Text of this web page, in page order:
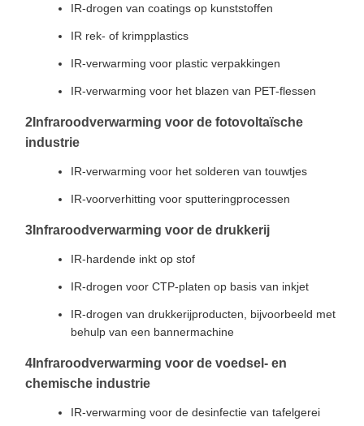
IR-drogen van coatings op kunststoffen
IR rek- of krimpplastics
IR-verwarming voor plastic verpakkingen
IR-verwarming voor het blazen van PET-flessen
2Infraroodverwarming voor de fotovoltaïsche
industrie
IR-verwarming voor het solderen van touwtjes
IR-voorverhitting voor sputteringprocessen
3Infraroodverwarming voor de drukkerij
IR-hardende inkt op stof
IR-drogen voor CTP-platen op basis van inkjet
IR-drogen van drukkerijproducten, bijvoorbeeld met
behulp van een bannermachine
4Infraroodverwarming voor de voedsel- en
chemische industrie
IR-verwarming voor de desinfectie van tafelgerei